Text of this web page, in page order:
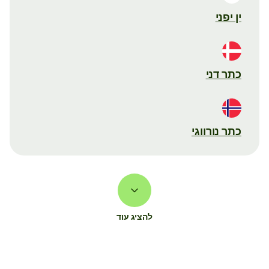
ין יפני
כתר דני
כתר נורווגי
להציג עוד